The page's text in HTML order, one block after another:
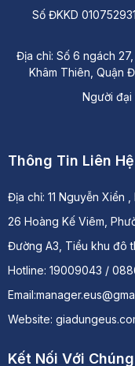
Thông Tin Liên Hệ
Địa chỉ: 11 Nguyễn Xiển
26 Hoàng Kế Viêm,
Đường A3, Tiểu khu đô
Hotline: 19009043 /
Website:
Số ĐKKD
Địa chỉ: Số 6 ngách
Khâm Thiên, Quận
Người đại
Kết Nối Với